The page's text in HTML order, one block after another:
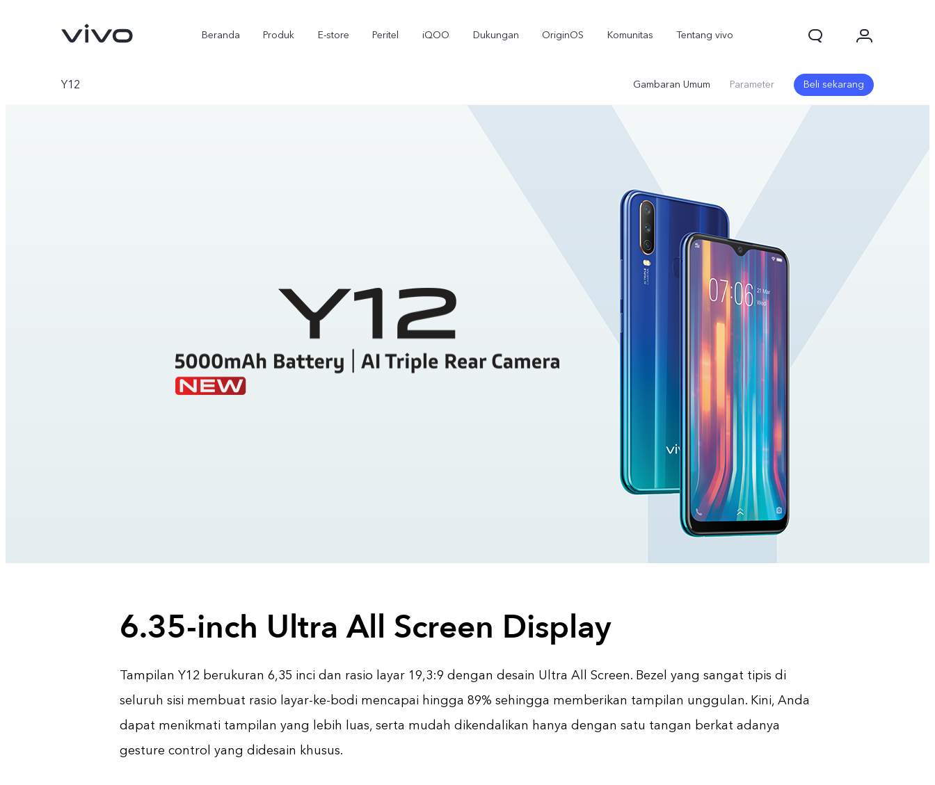
Beranda Produk E-store Peritel iQOO Dukungan OriginOS Komunitas Tentang vivo
Y31d Pro
Y12 Gambaran Umum Parameter Beli sekarang
6.35-inch Ultra All Screen Display
Tampilan Y12 berukuran 6,35 inci dan rasio layar 19,3:9 dengan desain Ultra All Screen. Bezel yang sangat tipis di
seluruh sisi membuat rasio layar-ke-bodi mencapai hingga 89% sehingga memberikan tampilan unggulan. Kini, Anda
dapat menikmati tampilan yang lebih luas, serta mudah dikendalikan hanya dengan satu tangan berkat adanya
gesture control yang didesain khusus.